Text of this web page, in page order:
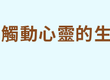
動心靈的